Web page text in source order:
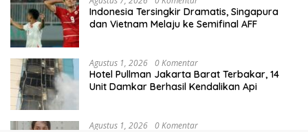
Indonesia Tersingkir Dramatis, Singapura
dan Vietnam Melaju ke Semifinal AFF
Agustus 1, 2026 0 Komentar
Hotel Pullman Jakarta Barat Terbakar, 14
Unit Damkar Berhasil Kendalikan Api
Agustus 1, 2026 0 Komentar